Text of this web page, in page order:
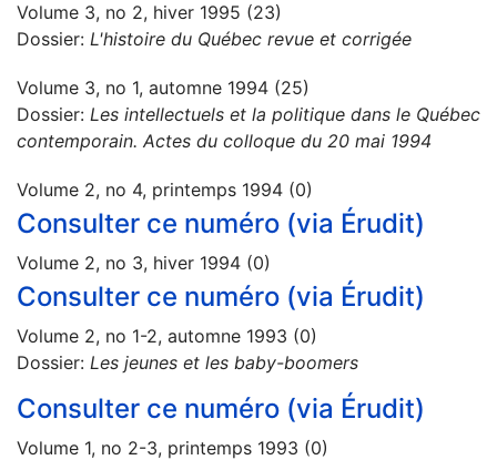
Volume 3, no 2, hiver 1995 (23)
Dossier: L'histoire du Québec revue et corrigée
Volume 3, no 1, automne 1994 (25)
Dossier: Les intellectuels et la politique dans le Québec
contemporain. Actes du colloque du 20 mai 1994
Volume 2, no 4, printemps 1994 (0)
Consulter ce numéro (via Érudit)
Volume 2, no 3, hiver 1994 (0)
Consulter ce numéro (via Érudit)
Volume 2, no 1-2, automne 1993 (0)
Dossier: Les jeunes et les baby-boomers
Consulter ce numéro (via Érudit)
Volume 1, no 2-3, printemps 1993 (0)